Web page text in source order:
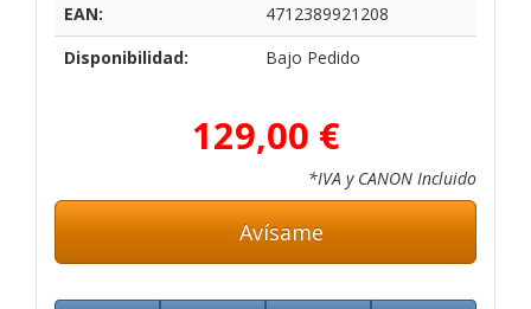
EAN:
4712389921208
Disponibilidad:
Bajo Pedido
129,00 €
*IVA y CANON Incluido
Avísame